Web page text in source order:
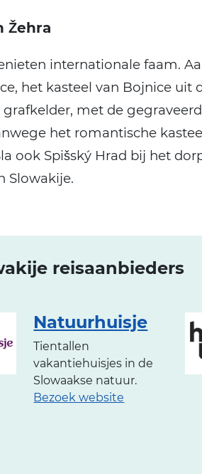
Žehra
internationale faam.
het kasteel van Bojnice uit
met de
het romantische
ook Spišský Hrad bij het
Slowakije.
reisaanbieders
Natuurhuisje
Tientallen
vakantiehuisjes in de
Slowaakse natuur.
Bezoek website